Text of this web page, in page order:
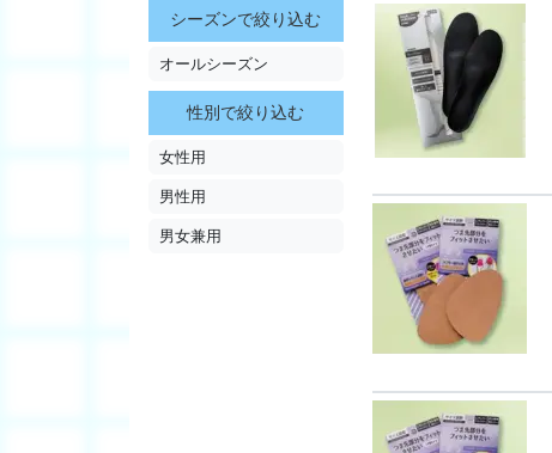
シーズンで絞り込む
オールシーズン
性別で絞り込む
女性用
男性用
男女兼用